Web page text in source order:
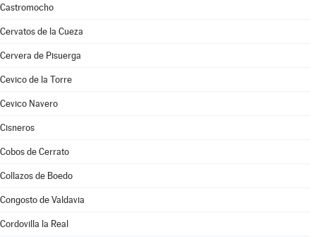
Castromocho
Cervatos de la Cueza
Cervera de Pisuerga
Cevico de la Torre
Cevico Navero
Cisneros
Cobos de Cerrato
Collazos de Boedo
Congosto de Valdavia
Cordovilla la Real